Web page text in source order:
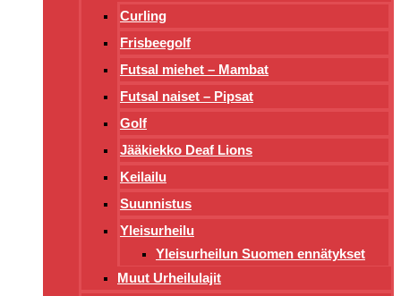
Curling
Frisbeegolf
Futsal miehet – Mambat
Futsal naiset – Pipsat
Golf
Jääkiekko Deaf Lions
Keilailu
Suunnistus
Yleisurheilu
Yleisurheilun Suomen ennätykset
Muut Urheilulajit